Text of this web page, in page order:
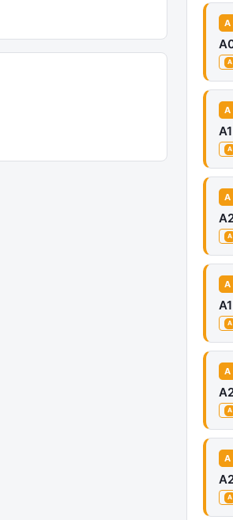
A
A
A
A
A
A
A
A
A
A
A
A